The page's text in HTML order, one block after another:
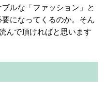
ルな「ファッション」と
になってくるのか。そん
んで頂ければと思います